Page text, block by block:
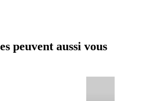
peuvent aussi vous